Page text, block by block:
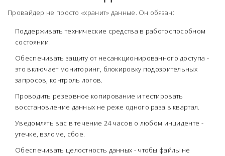
Провайдер не просто «хранит» данные. Он обязан:
Поддерживать технические средства в работоспособном
состоянии.
Обеспечивать защиту от несанкционированного доступа -
это включает мониторинг, блокировку подозрительных
запросов, контроль логов.
Проводить резервное копирование и тестировать
восстановление данных не реже одного раза в квартал.
Уведомлять вас в течение 24 часов о любом инциденте -
утечке, взломе, сбое.
Обеспечивать целостность данных - чтобы файлы не